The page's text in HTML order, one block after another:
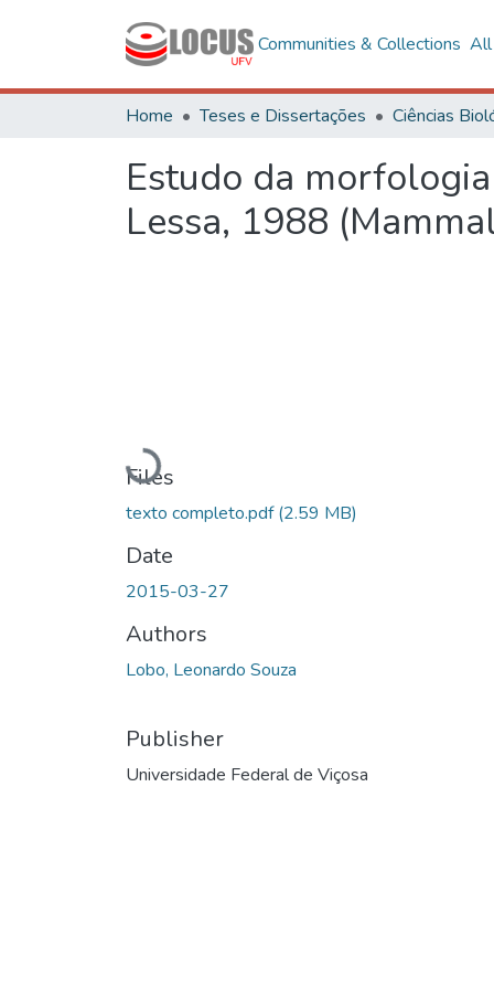
Communities & Collections All
Home Teses e Dissertações
Estudo da
Lessa, 1988
Loading...
Files
texto completo.pdf(2.59 MB)
Date
2015-03-27
Authors
Lobo, Leonardo Souza
Publisher
Universidade Federal de Viçosa